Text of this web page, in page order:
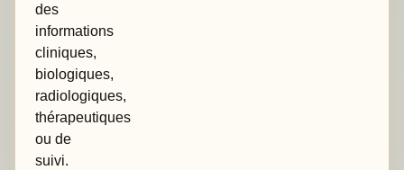
des
informations
cliniques,
biologiques,
radiologiques,
thérapeutiques
ou de
suivi.